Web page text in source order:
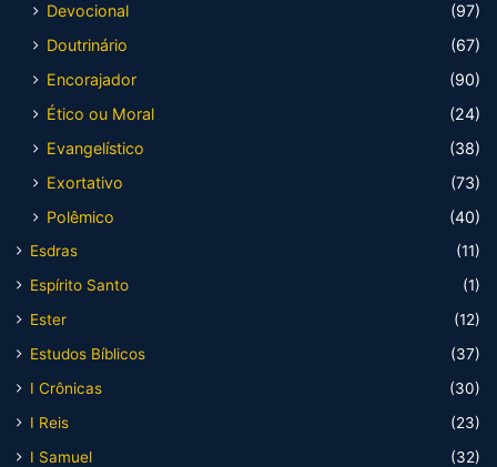
Devocional
(97)
Doutrinário
(67)
Encorajador
(90)
Ético ou Moral
(24)
Evangelístico
(38)
Exortativo
(73)
Polêmico
(40)
Esdras
(11)
Espírito Santo
(1)
Ester
(12)
Estudos Bíblicos
(37)
I Crônicas
(30)
I Reis
(23)
I Samuel
(32)